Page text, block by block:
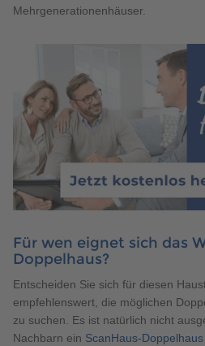
Mehrgenerationenhäuser.
Für wen eignet sich das
Doppelhaus?
Entscheiden Sie sich für diesen
empfehlenswert, die möglichen
zu suchen. Es ist natürlich nicht
Nachbarn ein ScanHaus-Doppelhaus